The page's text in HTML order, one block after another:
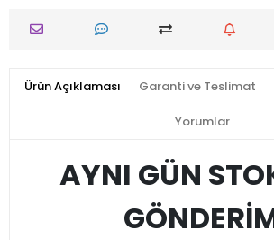
Ürün Açıklaması Garanti ve Teslimat
Yorumlar
AYNI GÜN